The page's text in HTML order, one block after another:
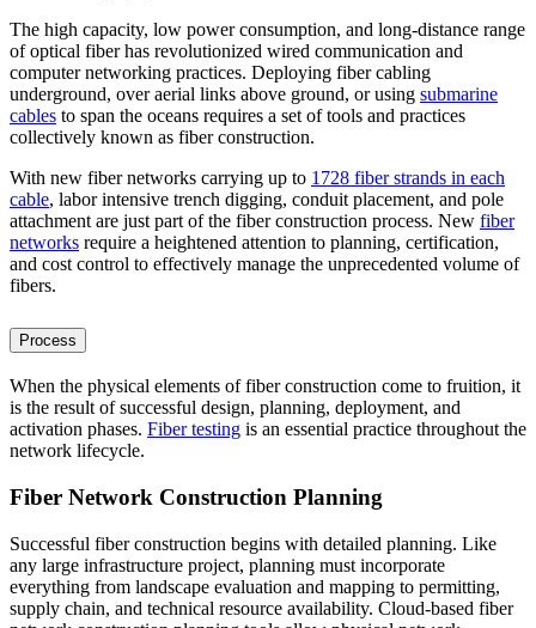
The high capacity, low power consumption, and long-distance range
of optical fiber has revolutionized wired communication and
computer networking practices. Deploying fiber cabling
underground, over aerial links above ground, or using submarine
cables to span the oceans requires a set of tools and practices
collectively known as fiber construction.
With new fiber networks carrying up to 1728 fiber strands in each
cable, labor intensive trench digging, conduit placement, and pole
attachment are just part of the fiber construction process. New fiber
networks require a heightened attention to planning, certification,
and cost control to effectively manage the unprecedented volume of
fibers.
Process
When the physical elements of fiber construction come to fruition, it
is the result of successful design, planning, deployment, and
activation phases. Fiber testing is an essential practice throughout the
network lifecycle.
Fiber Network Construction Planning
Successful fiber construction begins with detailed planning. Like
any large infrastructure project, planning must incorporate
everything from landscape evaluation and mapping to permitting,
supply chain, and technical resource availability. Cloud-based fiber